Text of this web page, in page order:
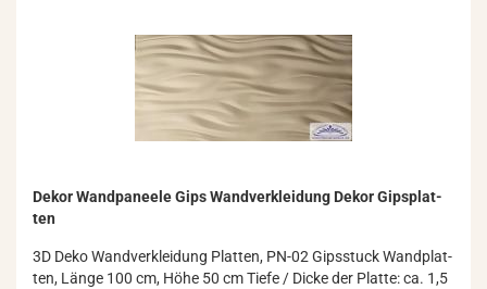
Dekor Wand­pa­nee­le Gips Wand­ver­klei­dung Dekor Gips­plat­
ten
3D Deko Wand­ver­klei­dung Plat­ten, PN-02 Gips­stuck Wand­plat­
ten, Länge 100 cm, Höhe 50 cm Tiefe / Dicke der Plat­te: ca. 1,5